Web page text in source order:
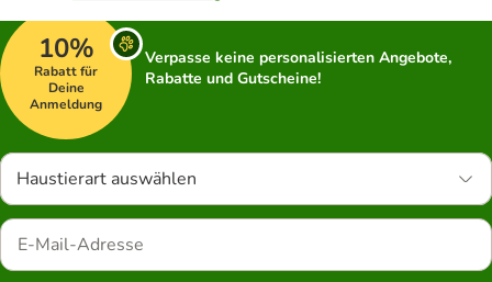
10%
Rabatt für
Deine
Anmeldung
Verpasse keine personalisierten Angebote,
Rabatte und Gutscheine!
Haustierart auswählen